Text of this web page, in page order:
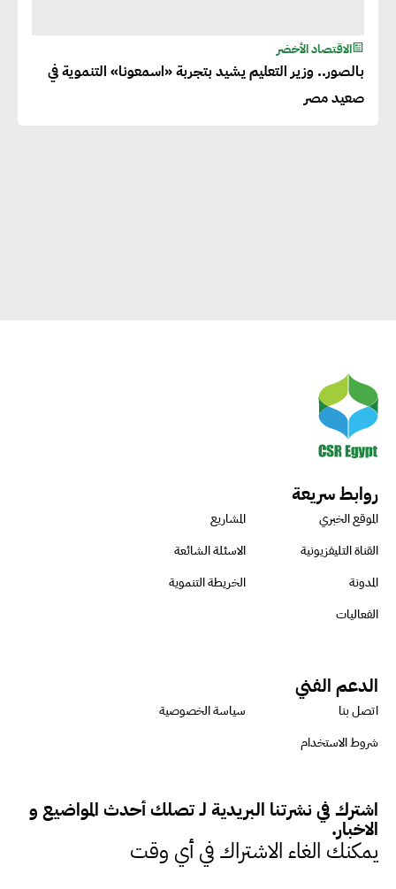
الاقتصاد الأخضر
بالصور.. وزير التعليم يشيد بتجربة «اسمعونا» التنموية في
صعيد مصر
روابط سريعة
الموقع الخبري
المشاريع
القناة التليفزيونية
الاسئلة الشائعة
المدونة
الخريطة التنموية
الفعاليات
الدعم الفني
اتصل بنا
سياسة الخصوصية
شروط الاستخدام
اشترك في نشرتنا البريدية لـ تصلك أحدث المواضيع و
الاخبار.
يمكنك الغاء الاشتراك في أي وقت